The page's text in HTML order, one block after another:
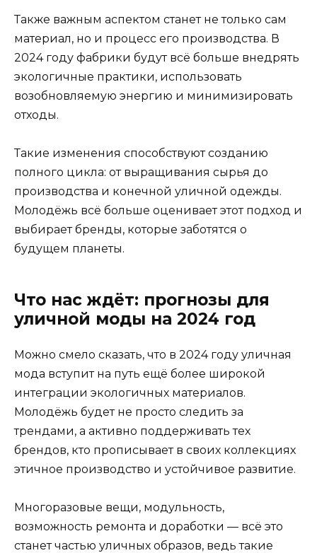
Также важным аспектом станет не только сам
материал, но и процесс его производства. В
2024 году фабрики будут всё больше внедрять
экологичные практики, использовать
возобновляемую энергию и минимизировать
отходы.
Такие изменения способствуют созданию
полного цикла: от выращивания сырья до
производства и конечной уличной одежды.
Молодёжь всё больше оценивает этот подход и
выбирает бренды, которые заботятся о
будущем планеты.
Что нас ждёт: прогнозы для
уличной моды на 2024 год
Можно смело сказать, что в 2024 году уличная
мода вступит на путь ещё более широкой
интеграции экологичных материалов.
Молодёжь будет не просто следить за
трендами, а активно поддерживать тех
брендов, кто прописывает в своих коллекциях
этичное производство и устойчивое развитие.
Многоразовые вещи, модульность,
возможность ремонта и доработки — всё это
станет частью уличных образов, ведь такие